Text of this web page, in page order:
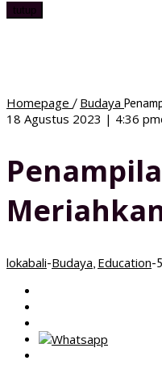
tutup
Homepage / Budaya
18 Agustus 2023 | 4:36 pm
lokabali-Budaya Education-